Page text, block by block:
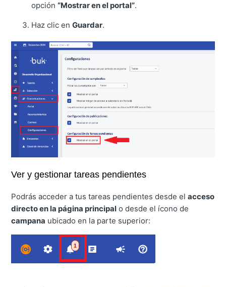
opción“Mostrar en el portal”.
Haz clic enGuardar.
Ver y gestionar tareas pendientes
Podrás acceder a tus tareas pendientes desde elacceso
directo en la página principal o desde el ícono de
campana ubicado en la parte superior: